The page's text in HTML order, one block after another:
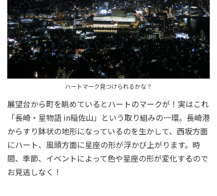
ハートマーク見つけられるかな？
展望台から町を眺めているとハートのマークが！実はこれ
「長崎・星物語 in稲佐山」という取り組みの一環。長崎港
からすり鉢状の地形になっているのを生かして、西坂方面
にハート、風頭方面に星座の形が浮かび上がります。時
間、季節、イベントによって色や星座の形が変化するので
お見逃しなく！